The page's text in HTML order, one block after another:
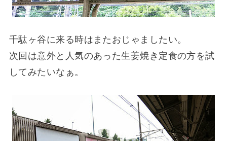
千駄ヶ谷に来る時はまたおじゃましたい。
次回は意外と人気のあった生姜焼き定食の方を試
してみたいなぁ。